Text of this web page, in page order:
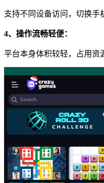
支持不同设备访问，切换手
4、操作流畅轻便：
平台本身体积较轻，占用资